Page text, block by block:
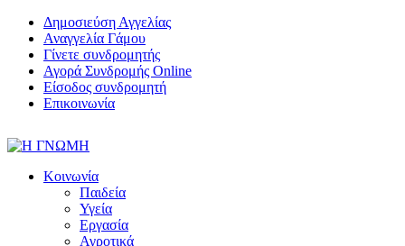
Δημοσιεύση Αγγελίας
Αναγγελία Γάμου
Γίνετε συνδρομητής
Αγορά Συνδρομής Online
Είσοδος συνδρομητή
Επικοινωνία
Κοινωνία
Παιδεία
Υγεία
Εργασία
Αγροτικά